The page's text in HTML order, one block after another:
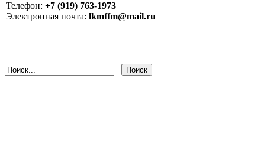
Телефон: +7 (919) 763-1973
Электронная почта: lkmffm@mail.ru